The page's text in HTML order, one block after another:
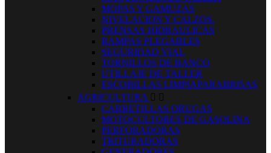
MOPAS Y GAMUZAS
NIVELACION Y CALZOS.
PRENSAS HIDRAULICAS
RAMPAS PLEGABLES
SEGURIDAD VIAL
TORNILLOS DE BANCO
UTILLAJE DE TALLER
ESCOBILLAS LIMPIAPARABRISAS
AGRICULTURA  
CARRETILLAS ORUGAS
MOTOCULTORES DE GASOLINA
PERFORADORAS
TRITURADORAS